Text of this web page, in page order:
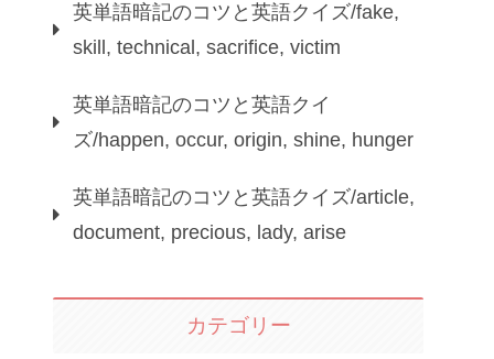
英単語暗記のコツと英語クイズ/fake,
skill, technical, sacrifice, victim
英単語暗記のコツと英語クイ
ズ/happen, occur, origin, shine, hunger
英単語暗記のコツと英語クイズ/article,
document, precious, lady, arise
カテゴリー